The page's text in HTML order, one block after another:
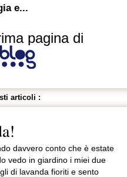
e...
pagina di
articoli :
davvero conto che è estate
vedo in giardino i miei due
di lavanda fioriti e sento